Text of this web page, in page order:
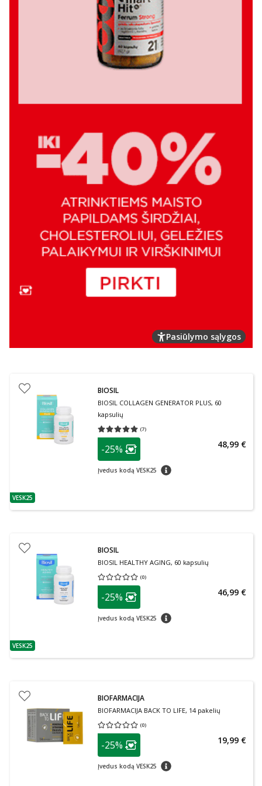
Pasiūlymo sąlygos
patarimas
VESK25
BIOSIL
BIOSIL COLLAGEN GENERATOR PLUS, 60
kapsulių
(7)
Vidutinis įvertinimas 5.00
patarimas
Lojalumo klubo narių nuolaida
-25%
Įvedus kodą VESK25 patarimas
48,99 €
patarimas
VESK25
BIOSIL
BIOSIL HEALTHY AGING, 60 kapsulių
(0)
Vidutinis įvertinimas 0.00
patarimas
Lojalumo klubo narių nuolaida
-25%
Įvedus kodą VESK25 patarimas
46,99 €
BIOFARMACIJA
BIOFARMACIJA BACK TO LIFE, 14 pakelių
(0)
Vidutinis įvertinimas 0.00
patarimas
Lojalumo klubo narių nuolaida
-25%
Įvedus kodą VESK25 patarimas
19,99 €